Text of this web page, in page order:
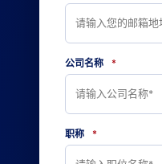
公司名称 *
职称 *